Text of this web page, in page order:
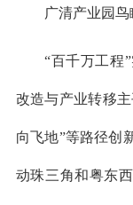
广清产业园鸟
“百千万工程
改造与产业转移
向飞地”等路径创
动珠三角和粤东